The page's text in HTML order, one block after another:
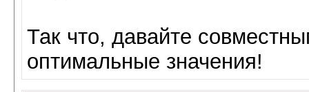
Так что, давайте
оптимальные значения!